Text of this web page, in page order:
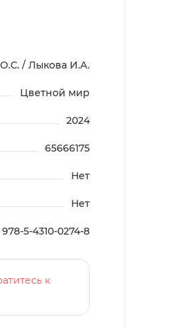
/ Лыкова И.А.
Цветной мир
2024
65666175
Нет
Нет
978-5-4310-0274-8
к